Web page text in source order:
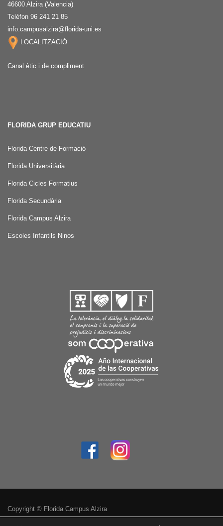
46600 Alzira (Valencia)
Telèfon 96 241 21 85
info.campusalzira@florida-uni.es
LOCALITZACIÓ
Canal ètic i de compliment
FLORIDA GRUP EDUCATIU
Florida Centre de Formació
Florida Universitària
Florida Cicles Formatius
Florida Secundària
Florida Campus Alzira
Escoles Infantils Ninos
Copyright © Florida Campus Alzira